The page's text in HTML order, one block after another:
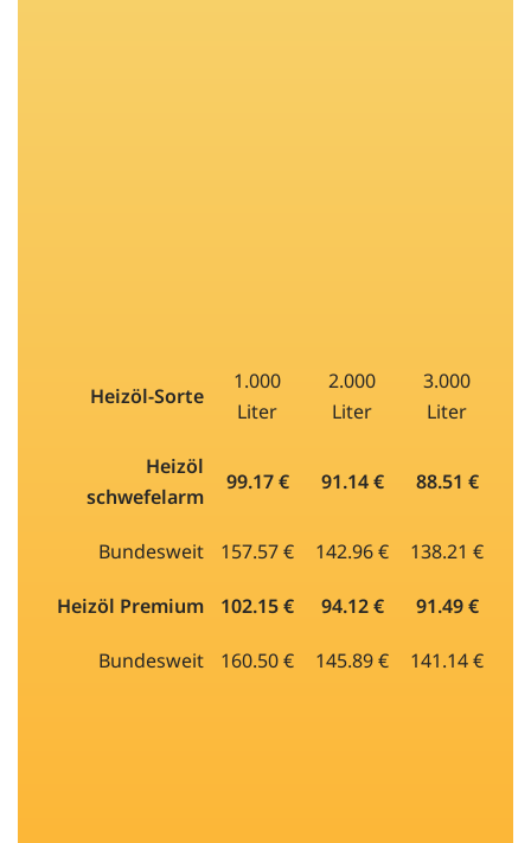
Heizöl-Sorte
1.000
Liter
2.000
Liter
3.000
Liter
Heizöl
schwefelarm
99.17 € 91.14 € 88.51 €
Bundesweit 157.57 € 142.96 € 138.21 €
Heizöl Premium 102.15 € 94.12 € 91.49 €
Bundesweit 160.50 € 145.89 € 141.14 €